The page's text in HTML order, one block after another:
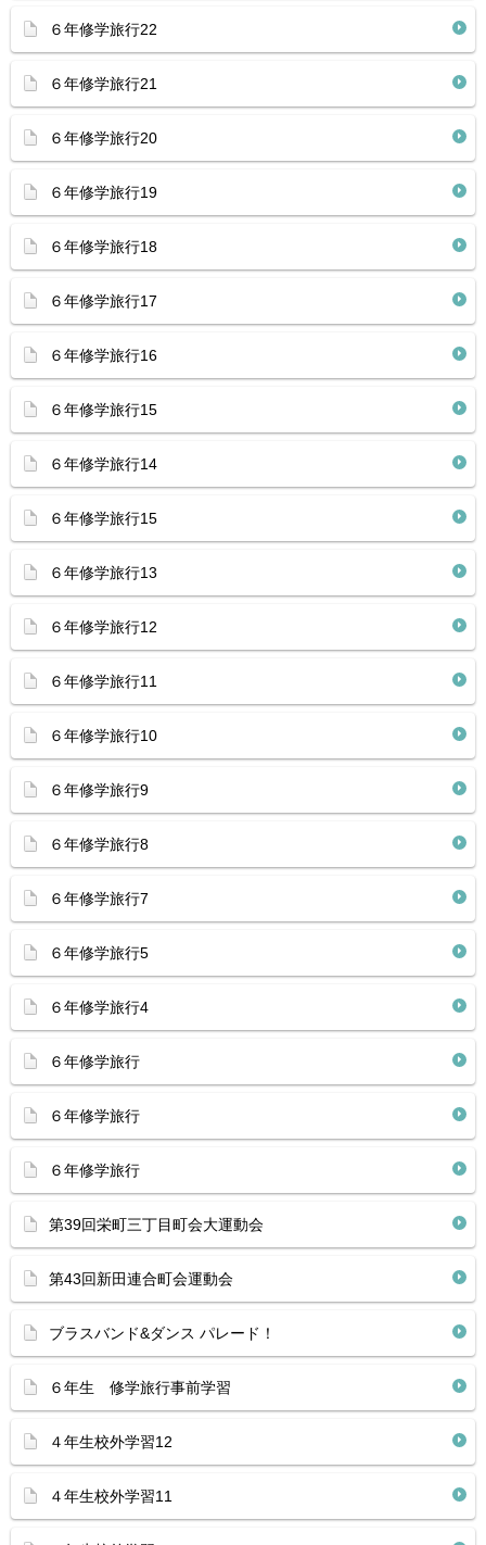
６年修学旅行22
６年修学旅行21
６年修学旅行20
６年修学旅行19
６年修学旅行18
６年修学旅行17
６年修学旅行16
６年修学旅行15
６年修学旅行14
６年修学旅行15
６年修学旅行13
６年修学旅行12
６年修学旅行11
６年修学旅行10
６年修学旅行9
６年修学旅行8
６年修学旅行7
６年修学旅行5
６年修学旅行4
６年修学旅行
６年修学旅行
６年修学旅行
第39回栄町三丁目町会大運動会
第43回新田連合町会運動会
ブラスバンド&ダンス パレード！
６年生 修学旅行事前学習
４年生校外学習12
４年生校外学習11